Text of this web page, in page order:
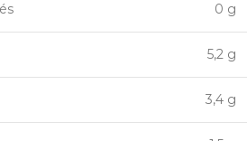
0 g
5,2 g
3,4 g